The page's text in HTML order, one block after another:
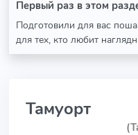
Первый раз в этом
Подготовили для вас
для тех, кто любит
Тамуорт